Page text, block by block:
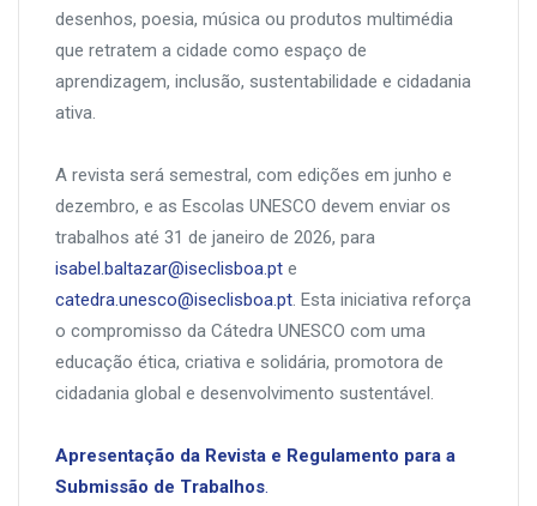
desenhos, poesia, música ou produtos multimédia
que retratem a cidade como espaço de
aprendizagem, inclusão, sustentabilidade e cidadania
ativa.
A revista será semestral, com edições em junho e
dezembro, e as Escolas UNESCO devem enviar os
trabalhos até 31 de janeiro de 2026, para
isabel.baltazar@iseclisboa.pt e
catedra.unesco@iseclisboa.pt. Esta iniciativa reforça
o compromisso da Cátedra UNESCO com uma
educação ética, criativa e solidária, promotora de
cidadania global e desenvolvimento sustentável.
Apresentação da Revista e Regulamento para a
Submissão de Trabalhos.